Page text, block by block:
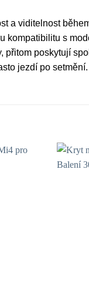
a viditelnost
kompatibilitu s
přitom poskytují
jezdí po setmění.